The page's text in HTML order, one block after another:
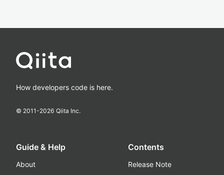
How developers code is here.
© 2011-2026 Qiita Inc.
Guide & Help
About
Contents
Release Note